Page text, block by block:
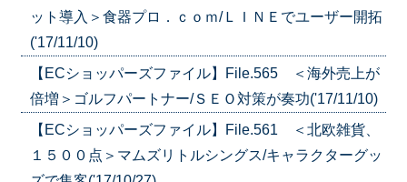
ット導入＞食器プロ．ｃｏｍ/ＬＩＮＥでユーザー開拓
('17/11/10)
【ECショッパーズファイル】File.565 ＜海外売上が
倍増＞ゴルフパートナー/ＳＥＯ対策が奏功('17/11/10)
【ECショッパーズファイル】File.561 ＜北欧雑貨、
１５００点＞マムズリトルシングス/キャラクターグッ